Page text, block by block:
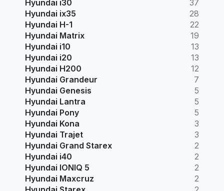
Hyundai i30
37
Hyundai ix35
28
Hyundai H-1
22
Hyundai Matrix
19
Hyundai i10
13
Hyundai i20
13
Hyundai H200
12
Hyundai Grandeur
7
Hyundai Genesis
5
Hyundai Lantra
5
Hyundai Pony
5
Hyundai Kona
3
Hyundai Trajet
3
Hyundai Grand Starex
2
Hyundai i40
2
Hyundai IONIQ 5
2
Hyundai Maxcruz
2